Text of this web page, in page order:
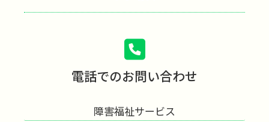
電話でのお問い合わせ
障害福祉サービス